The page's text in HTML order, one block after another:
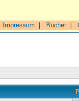
Impressum Bücher|